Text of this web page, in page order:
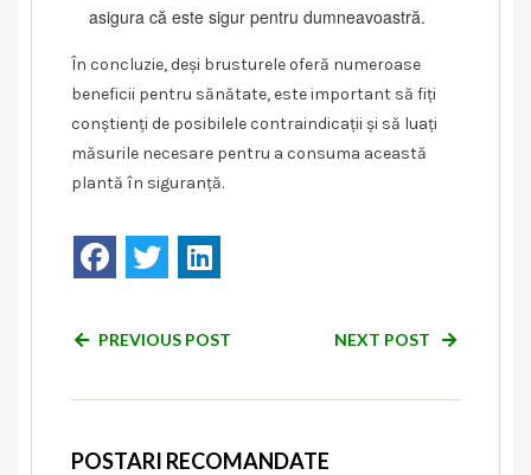
asigura că este sigur pentru dumneavoastră.
În concluzie, deși brusturele oferă numeroase
beneficii pentru sănătate, este important să fiți
conștienți de posibilele contraindicații și să luați
măsurile necesare pentru a consuma această
plantă în siguranță.
PREVIOUS POST NEXT POST
POSTARI RECOMANDATE